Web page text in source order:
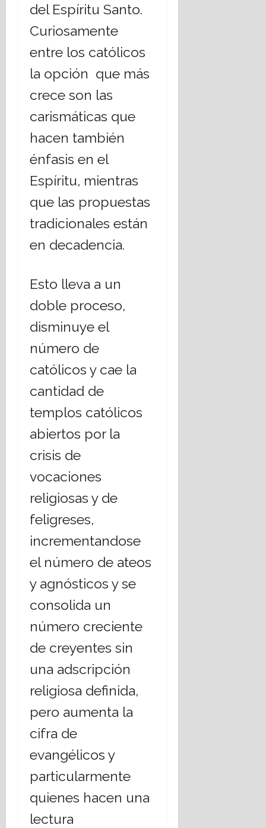
del Espíritu Santo.
Curiosamente
entre los católicos
la opción que más
crece son las
carismáticas que
hacen también
énfasis en el
Espíritu, mientras
que las propuestas
tradicionales están
en decadencia.
Esto lleva a un
doble proceso,
disminuye el
número de
católicos y cae la
cantidad de
templos católicos
abiertos por la
crisis de
vocaciones
religiosas y de
feligreses,
incrementandose
el número de ateos
y agnósticos y se
consolida un
número creciente
de creyentes sin
una adscripción
religiosa definida,
pero aumenta la
cifra de
evangélicos y
particularmente
quienes hacen una
lectura